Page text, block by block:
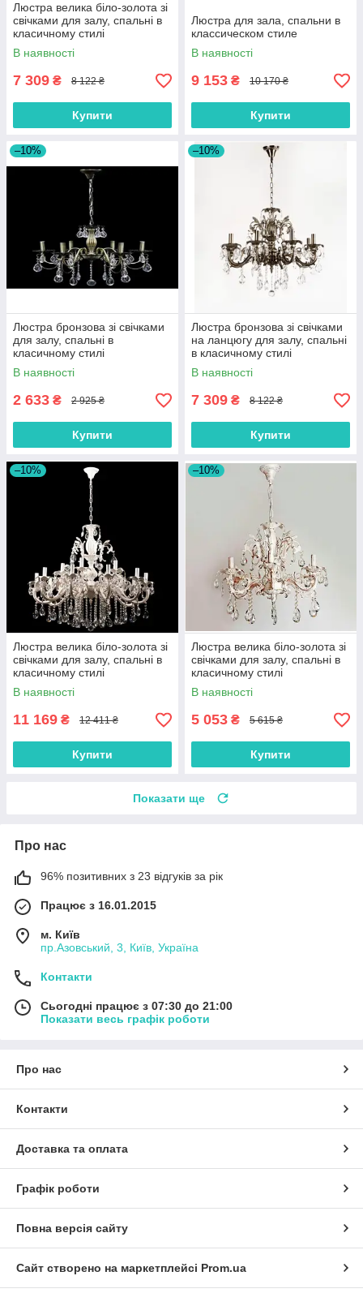
Люстра велика біло-золота зі
свічками для залу, спальні в
класичному стилі
В наявності
7 309 ₴ 8 122 ₴
Купити
Люстра для зала, спальни в
классическом стиле
В наявності
9 153 ₴ 10 170 ₴
Купити
–10%
Люстра бронзова зі свічками
для залу, спальні в
класичному стилі
В наявності
2 633 ₴ 2 925 ₴
Купити
–10%
Люстра бронзова зі свічками
на ланцюгу для залу, спальні
в класичному стилі
В наявності
7 309 ₴ 8 122 ₴
Купити
–10%
Люстра велика біло-золота зі
свічками для залу, спальні в
класичному стилі
В наявності
11 169 ₴ 12 411 ₴
Купити
–10%
Люстра велика біло-золота зі
свічками для залу, спальні в
класичному стилі
В наявності
5 053 ₴ 5 615 ₴
Купити
Показати ще
Про нас
96% позитивних з 23 відгуків за рік
Працює з 16.01.2015
м. Київ
пр.Азовський, 3, Київ, Україна
Контакти
Сьогодні працює з 07:30 до 21:00
Показати весь графік роботи
Про нас
Контакти
Доставка та оплата
Графік роботи
Повна версія сайту
Сайт створено на маркетплейсі Prom.ua